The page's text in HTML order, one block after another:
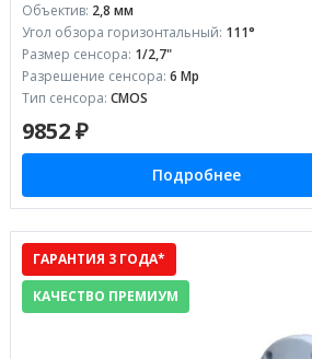
Объектив: 2,8 мм
Угол обзора горизонтальный: 111°
Размер сенсора: 1/2,7"
Разрешение сенсора: 6 Mp
Тип сенсора: CMOS
9852 ₽
Подробнее
ГАРАНТИЯ 3 ГОДА*
КАЧЕСТВО ПРЕМИУМ